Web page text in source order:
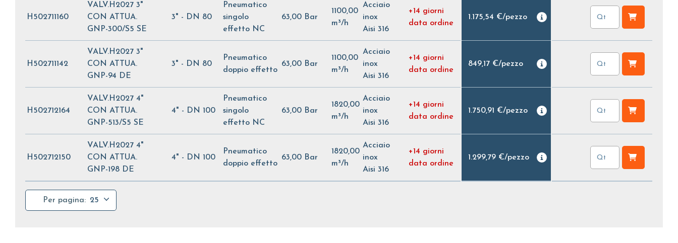
H502711160
VALV.H2027 3"
CON ATTUA.
GNP-300/S5 SE
3" - DN 80
Pneumatico
singolo
effetto NC
63,00 Bar
1100,00
m³/h
Acciaio
inox
Aisi 316
+14 giorni
data ordine
1.175,54 €/pezzo
H502711142
VALV.H2027 3"
CON ATTUA.
GNP-94 DE
3" - DN 80
Pneumatico
doppio effetto
63,00 Bar
1100,00
m³/h
Acciaio
inox
Aisi 316
+14 giorni
data ordine
849,17 €/pezzo
H502712164
VALV.H2027 4"
CON ATTUA.
GNP-513/S5 SE
4" - DN 100
Pneumatico
singolo
effetto NC
63,00 Bar
1820,00
m³/h
Acciaio
inox
Aisi 316
+14 giorni
data ordine
1.750,91 €/pezzo
H502712150
VALV.H2027 4"
CON ATTUA.
GNP-198 DE
4" - DN 100
Pneumatico
doppio effetto
63,00 Bar
1820,00
m³/h
Acciaio
inox
Aisi 316
+14 giorni
data ordine
1.299,79 €/pezzo
Per pagina: 25